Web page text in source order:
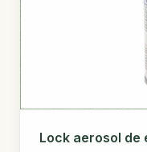
Lock aerosol de